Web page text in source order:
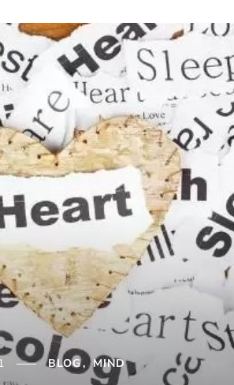
BLOG MIND